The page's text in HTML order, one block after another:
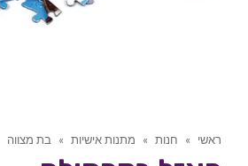
ראשי » חנות » מתנות אישיות » בת מצווה